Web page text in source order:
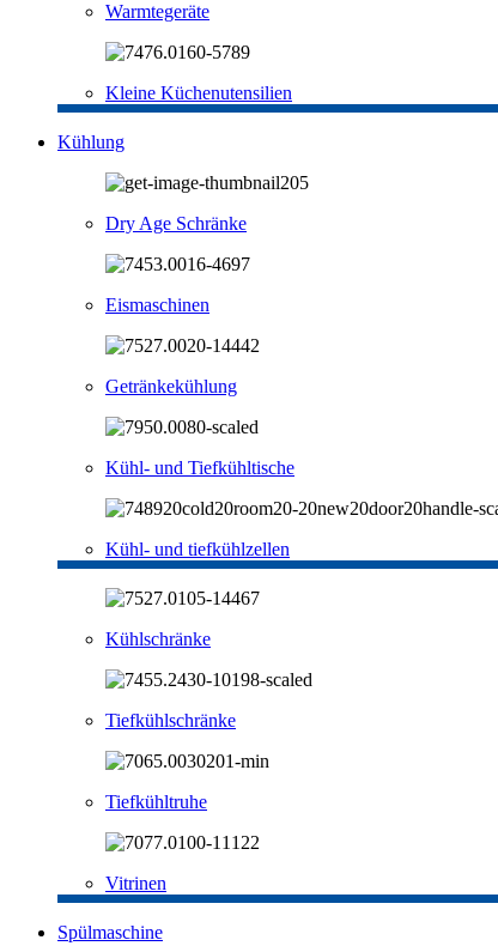
Warmtegeräte
Kleine Küchenutensilien
Kühlung
Dry Age Schränke
Eismaschinen
Getränkekühlung
Kühl- und Tiefkühltische
Kühl- und tiefkühlzellen
Kühlschränke
Tiefkühlschränke
Tiefkühltruhe
Vitrinen
Spülmaschine